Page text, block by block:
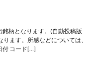
柄となります。(自動投稿版
ます。所感などについては、
付 コード[…]